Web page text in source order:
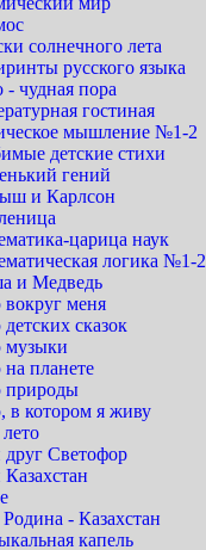
солнечного лета
русского языка
- чудная пора
гостиная
мышление №1-2
детские стихи
гений
и Карлсон
царица наук
логика №1-2
и Медведь
меня
сказок
планете
в котором я живу
Светофор
- Казахстан
капель